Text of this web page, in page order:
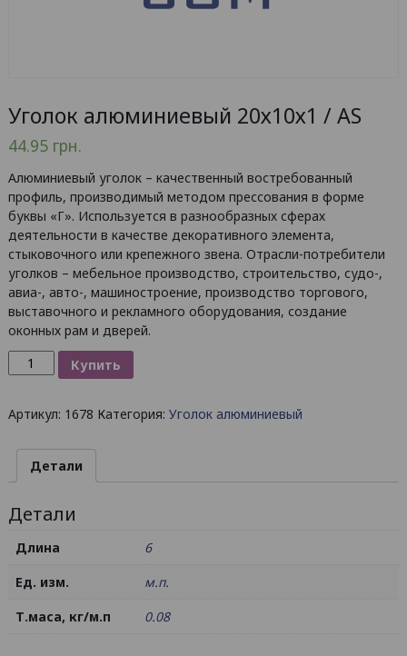
Уголок алюминиевый 20х10х1 / AS
44.95 грн.
Алюминиевый уголок – качественный востребованный
профиль, производимый методом прессования в форме
буквы «Г». Используется в разнообразных сферах
деятельности в качестве декоративного элемента,
стыковочного или крепежного звена. Отрасли-потребители
уголков – мебельное производство, строительство, судо-,
авиа-, авто-, машиностроение, производство торгового,
выставочного и рекламного оборудования, создание
оконных рам и дверей.
Количество
товара
алюминиевый
Купить
Артикул: 1678 Категория: Уголок алюминиевый
Детали
Детали
Длина
6
Ед. изм.
м.п.
Т.маса, кг/м.п
0.08